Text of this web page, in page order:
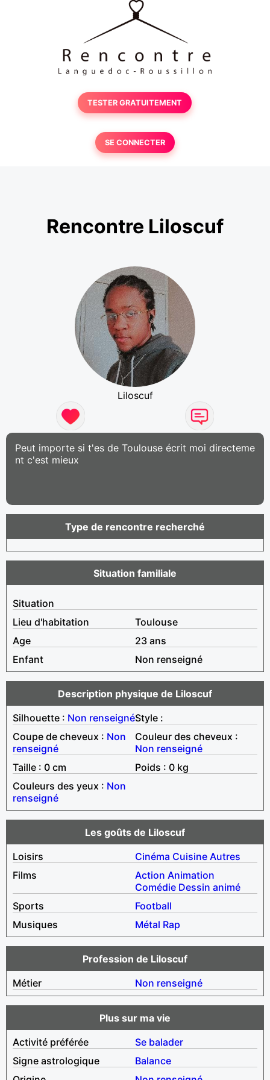
TESTER GRATUITEMENT
SE CONNECTER
Rencontre Liloscuf
Liloscuf
Peut importe si t'es de Toulouse écrit moi directeme
nt c'est mieux
Type de rencontre recherché
Situation familiale
Situation
Lieu d'habitation
Toulouse
Age
23 ans
Enfant
Non renseigné
Description physique de Liloscuf
Silhouette : Non renseignéStyle :
Coupe de cheveux : Non
renseigné
Couleur des cheveux :
Non renseigné
Taille : 0 cm
Poids : 0 kg
Couleurs des yeux : Non
renseigné
Les goûts de Liloscuf
Loisirs
Cinéma Cuisine Autres
Films
Action Animation
Comédie Dessin animé
Sports
Football
Musiques
Métal Rap
Profession de Liloscuf
Métier
Non renseigné
Plus sur ma vie
Activité préférée
Se balader
Signe astrologique
Balance